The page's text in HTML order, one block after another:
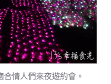
情人們來夜遊約會。